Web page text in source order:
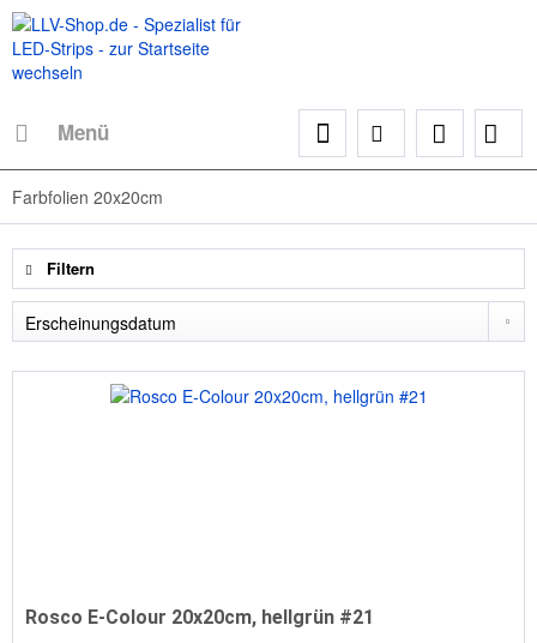
Menü
Farbfolien 20x20cm
Filtern
Rosco E-Colour 20x20cm, hellgrün #21